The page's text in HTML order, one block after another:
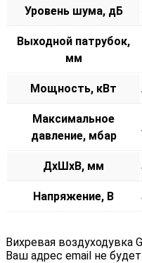
Уровень шума, дБ
Выходной патрубок,
мм
Мощность, кВт
Максимальное
давление, мбар
ДxШxВ, мм
Напряжение, В
Вихревая воздуходувка
Ваш адрес email не